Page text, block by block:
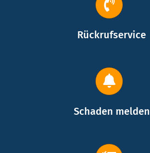
Rückrufservice
Schaden melden